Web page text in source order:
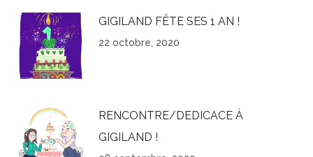
GIGILAND FÊTE SES 1 AN !
22 octobre, 2020
RENCONTRE/DEDICACE À
GIGILAND !